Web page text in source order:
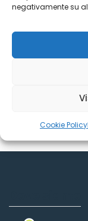
negativamente su
Cookie Policy
Personale